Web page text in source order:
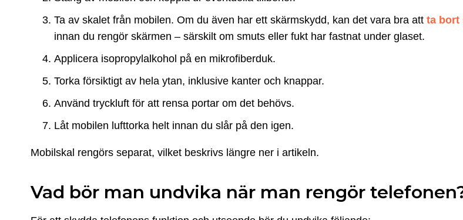
Ta av skalet från mobilen. Om du även har ett skärmskydd, kan det vara bra att ta bort
innan du rengör skärmen – särskilt om smuts eller fukt har fastnat under glaset.
Applicera isopropylalkohol på en mikrofiberduk.
Torka försiktigt av hela ytan, inklusive kanter och knappar.
Använd tryckluft för att rensa portar om det behövs.
Låt mobilen lufttorka helt innan du slår på den igen.
Mobilskal rengörs separat, vilket beskrivs längre ner i artikeln.
Vad bör man undvika när man rengör